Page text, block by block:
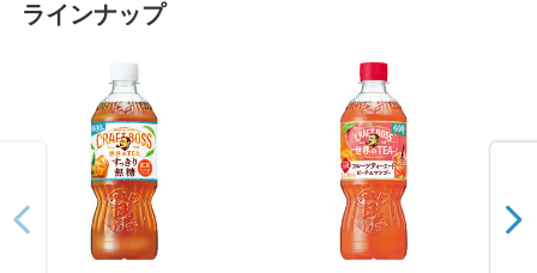
ラインナップ